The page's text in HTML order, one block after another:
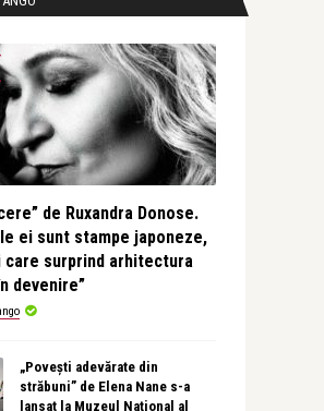
de Ruxandra Donose.
ei sunt stampe japoneze,
care surprind arhitectura
devenire”
„Povești adevărate din
străbuni” de Elena Nane s-a
lansat la Muzeul Național al